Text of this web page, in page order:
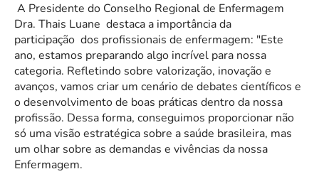
A Presidente do Conselho Regional de Enfermagem
Dra. Thais Luane destaca a importância da
participação dos profissionais de enfermagem: "Este
ano, estamos preparando algo incrível para nossa
categoria. Refletindo sobre valorização, inovação e
avanços, vamos criar um cenário de debates científicos e
o desenvolvimento de boas práticas dentro da nossa
profissão. Dessa forma, conseguimos proporcionar não
só uma visão estratégica sobre a saúde brasileira, mas
um olhar sobre as demandas e vivências da nossa
Enfermagem.